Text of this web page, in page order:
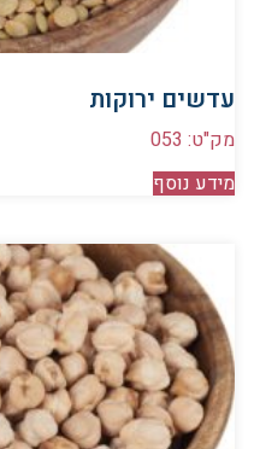
עדשים ירוקות
מק"ט: 053
מידע נוסף